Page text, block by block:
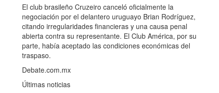
El club brasileño Cruzeiro canceló oficialmente la
negociación por el delantero uruguayo Brian Rodríguez,
citando irregularidades financieras y una causa penal
abierta contra su representante. El Club América, por su
parte, había aceptado las condiciones económicas del
traspaso.
Debate.com.mx
Últimas noticias